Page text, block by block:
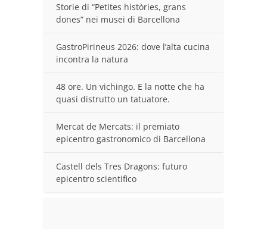
Storie di “Petites històries, grans
dones” nei musei di Barcellona
GastroPirineus 2026: dove l’alta cucina
incontra la natura
48 ore. Un vichingo. E la notte che ha
quasi distrutto un tatuatore.
Mercat de Mercats: il premiato
epicentro gastronomico di Barcellona
Castell dels Tres Dragons: futuro
epicentro scientifico